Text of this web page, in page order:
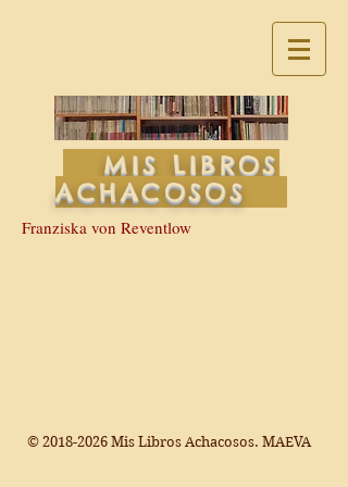
MIS LIBROS
ACHACOSOS
Franziska von Reventlow
© 2018-2026 Mis Libros Achacosos. MAEVA